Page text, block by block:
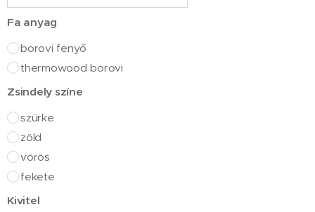
Fa anyag
borovi fenyő
thermowood borovi
Zsindely színe
szürke
zöld
vörös
fekete
Kivitel